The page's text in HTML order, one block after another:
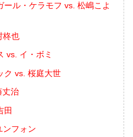
ール・ケラモフ vs. 松嶋こよ
柊也
vs. イ・ボミ
ク vs. 桜庭大世
丈治
田
ンフォン